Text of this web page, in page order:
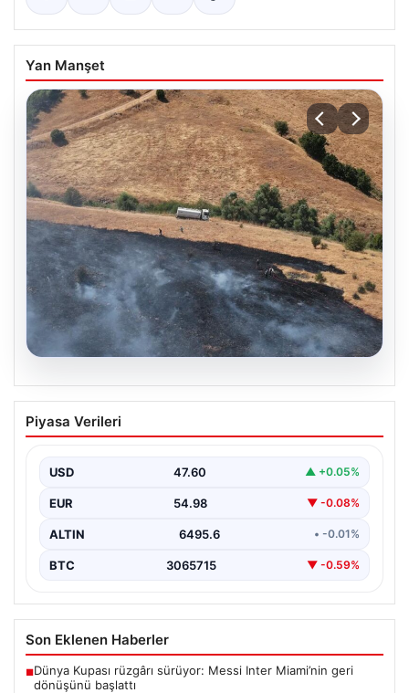
Yan Manşet
Tunceli’de otluk alandan ormana
sıçrayan yangın söndürüldü
Piyasa Verileri
USD 47.60 ▲ +0.05%
EUR 54.98 ▼ -0.08%
ALTIN 6495.6 • -0.01%
BTC 3065715 ▼ -0.59%
Son Eklenen Haberler
■Dünya Kupası rüzgârı sürüyor: Messi Inter Miami’nin geri
dönüşünü başlattı